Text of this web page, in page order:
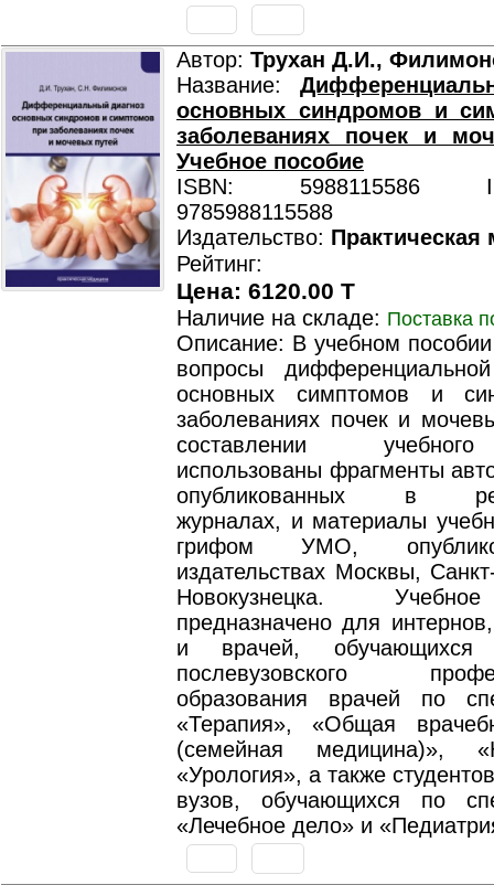
Автор: Трухан Д.И.,
Название:
основных синдромов и
заболеваниях почек и
Учебное пособие
ISBN: 5988115586
9785988115588
Издательство: Практическая
Рейтинг:
Цена: 6120.00 T
Наличие на складе: Поставка
Описание: В учебном
вопросы дифференциальной
основных симптомов и
заболеваниях почек и
составлении
использованы фрагменты
опубликованных в
журналах, и материалы
грифом УМО,
издательствах Москвы,
Новокузнецка.
предназначено для
и врачей,
послевузовского
образования врачей по
«Терапия», «Общая
(семейная медицина)»,
«Урология», а также
вузов, обучающихся по
«Лечебное дело» и